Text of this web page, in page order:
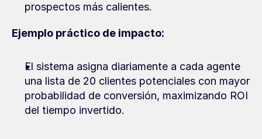
prospectos más calientes.
Ejemplo práctico de impacto:
El sistema asigna diariamente a cada agente
una lista de 20 clientes potenciales con mayor
probabilidad de conversión, maximizando ROI
del tiempo invertido.